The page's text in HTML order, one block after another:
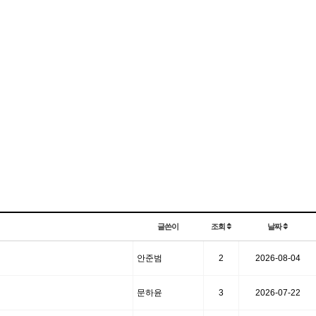
글쓴이 조회 날짜
안준범 2 2026-08-04
문하윤 3 2026-07-22